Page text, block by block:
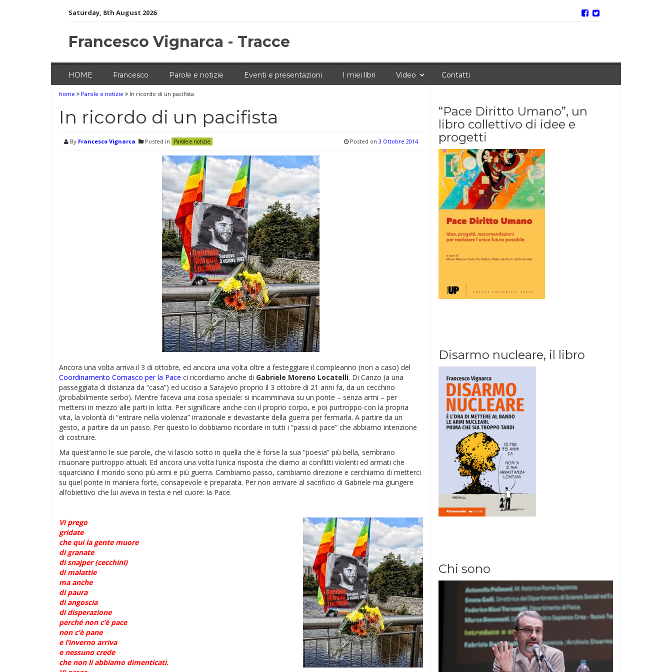
Saturday, 8th August 2026
Francesco Vignarca - Tracce
HOME Francesco Parole e notizie Eventi e presentazioni I miei libri Video Contatti
home Parole e notizie In ricordo di un pacifista
In ricordo di un pacifista
By Francesco Vignarca Posted in Parole e notizie Posted on 3 Ottobre 2014
Ancora una volta arriva il 3 di ottobre, ed ancora una volta oltre a festeggiare il compleanno (non a caso) del
Coordinamento Comasco per la Pace ci ricordiamo anche di Gabriele Moreno Locatelli. Di Canzo (a una
passeggiata di distanza da “casa”) ed ucciso a Sarajevo proprio il 3 ottobre di 21 anni fa, da un cecchino
(probabilmente serbo). Mentre faceva una cosa speciale: si incamminava su un ponte – senza armi – per
mettersi in mezzo alle parti in lotta. Per significare anche con il proprio corpo, e poi purtroppo con la propria
vita, la volontà di “entrare nella violenza” irrazionale e devastante della guerra per fermarla. A partire da un
gesto, a partire da un passo. Per questo lo dobbiamo ricordare in tutti i “passi di pace” che abbiamo intenzione
di costruire.
Ma quest’anno le sue parole, che vi lascio sotto in quella che è forse la sua “poesia” più bella, sembrano
risuonare purtroppo attuali. Ed ancora una volta l’unica risposta che diamo ai conflitti violenti ed armati che
squarciano il mondo sono più armi e più guerra. Cambiamo passo, cambiamo direzione e cerchiamo di metterci
su quel ponte in maniera forte, consapevole e preparata. Per non arrivare al sacrificio di Gabriele ma giungere
all’obiettivo che lui aveva in testa e nel cuore: la Pace.
Vi prego
gridate
che qui la gente muore
di granate
di snajper (cecchini)
di malattie
ma anche
di paura
di angoscia
di disperazione
perché non c’è pace
non c’è pane
e l’inverno arriva
e nessuno crede
che non li abbiamo dimenticati.
“Pace Diritto Umano”, un
libro collettivo di idee e
progetti
Disarmo nucleare, il libro
Chi sono